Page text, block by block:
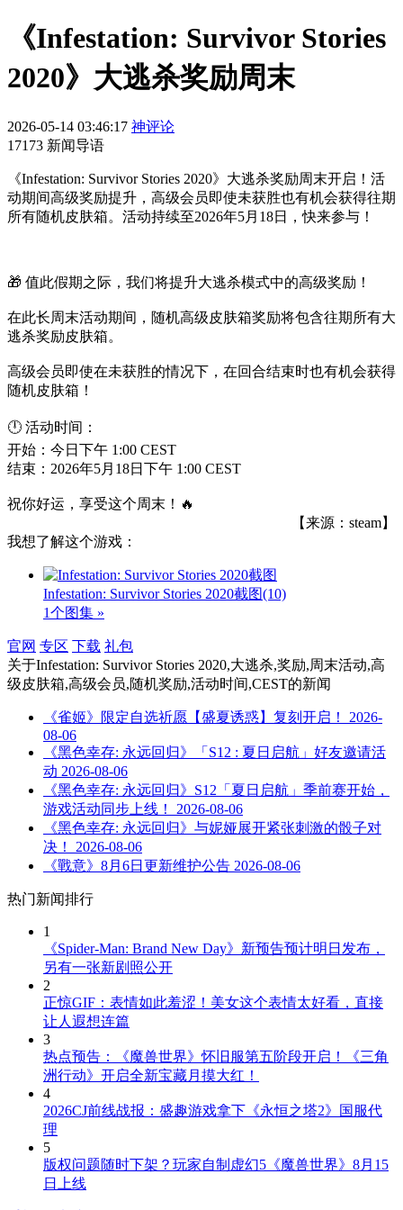
《Infestation: Survivor Stories
2020》大逃杀奖励周末
2026-05-14 03:46:17 神评论
17173 新闻导语
《Infestation: Survivor Stories 2020》大逃杀奖励周末开启！活
动期间高级奖励提升，高级会员即使未获胜也有机会获得往期
所有随机皮肤箱。活动持续至2026年5月18日，快来参与！
🎁 值此假期之际，我们将提升大逃杀模式中的高级奖励！
在此长周末活动期间，随机高级皮肤箱奖励将包含往期所有大
逃杀奖励皮肤箱。
高级会员即使在未获胜的情况下，在回合结束时也有机会获得
随机皮肤箱！
🕛 活动时间：
开始：今日下午 1:00 CEST
结束：2026年5月18日下午 1:00 CEST
祝你好运，享受这个周末！🔥
【来源：steam】
我想了解这个游戏：
Infestation: Survivor Stories 2020截图(10)
1个图集 »
官网 专区 下载 礼包
关于Infestation: Survivor Stories 2020,大逃杀,奖励,周末活动,高
级皮肤箱,高级会员,随机奖励,活动时间,CEST的新闻
《雀姬》限定自选祈愿【盛夏诱惑】复刻开启！
2026-
08-06
《黑色幸存: 永远回归》「S12 : 夏日启航」好友邀请活
动 2026-08-06
《黑色幸存: 永远回归》S12「夏日启航」季前赛开始，
游戏活动同步上线！
2026-08-06
《黑色幸存: 永远回归》与妮娅展开紧张刺激的骰子对
决！
2026-08-06
《戰意》8月6日更新维护公告 2026-08-06
热门新闻排行
1
《Spider-Man: Brand New Day》新预告预计明日发布，
另有一张新剧照公开
2
正惊GIF：表情如此羞涩！美女这个表情太好看，直接
让人遐想连篇
3
热点预告：《魔兽世界》怀旧服第五阶段开启！《三角
洲行动》开启全新宝藏月摸大红！
4
2026CJ前线战报：盛趣游戏拿下《永恒之塔2》国服代
理
5
版权问题随时下架？玩家自制虚幻5《魔兽世界》8月15
日上线